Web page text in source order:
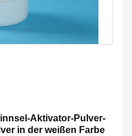
Aktivator-Pulver-
in der weißen Farbe